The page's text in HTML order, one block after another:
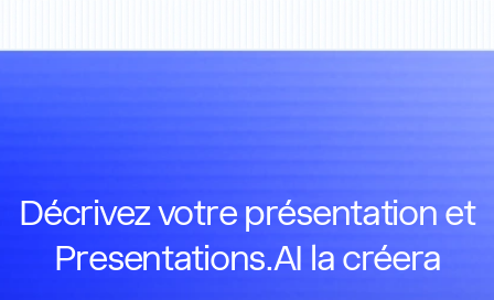
Décrivez votre présentation et
Presentations.AI la créera